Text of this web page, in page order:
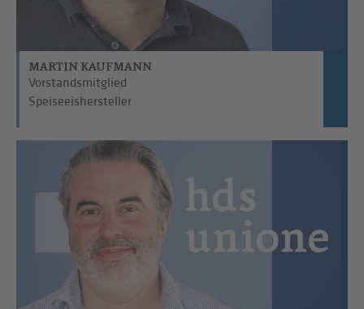
MARTIN KAUFMANN
Vorstandsmitglied
Speiseeishersteller